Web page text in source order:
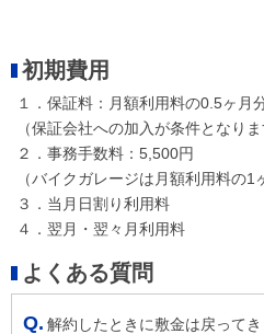
初期費用
１．保証料：月額利用料の0.5ヶ月
（保証会社への加入が条件となりま
２．事務手数料：5,500円
（バイクガレージは月額利用料の1
３．当月日割り利用料
４．翌月・翌々月利用料
よくある質問
解約したときに敷金は戻って